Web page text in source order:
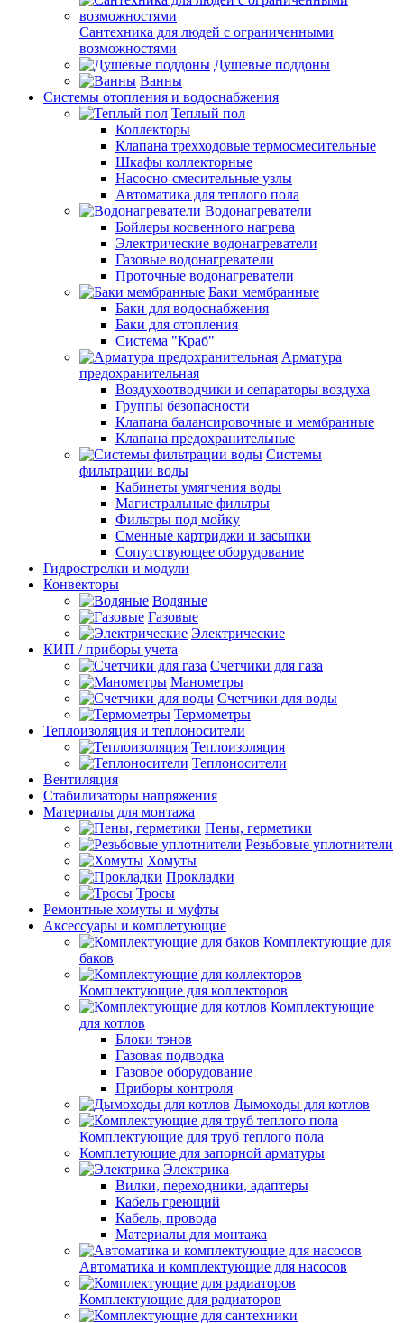
Сантехника для людей с ограниченными
возможностями
Душевые поддоны
Ванны
Системы отопления и водоснабжения
Теплый пол
Коллекторы
Клапана трехходовые термосмесительные
Шкафы коллекторные
Насосно-смесительные узлы
Автоматика для теплого пола
Водонагреватели
Бойлеры косвенного нагрева
Электрические водонагреватели
Газовые водонагреватели
Проточные водонагреватели
Баки мембранные
Баки для водоснабжения
Баки для отопления
Система "Краб"
Арматура
предохранительная
Воздухоотводчики и сепараторы воздуха
Группы безопасности
Клапана балансировочные и мембранные
Клапана предохранительные
Системы
фильтрации воды
Кабинеты умягчения воды
Магистральные фильтры
Фильтры под мойку
Сменные картриджи и засыпки
Сопутствующее оборудование
Гидрострелки и модули
Конвекторы
Водяные
Газовые
Электрические
КИП / приборы учета
Счетчики для газа
Манометры
Счетчики для воды
Термометры
Теплоизоляция и теплоносители
Теплоизоляция
Теплоносители
Вентиляция
Стабилизаторы напряжения
Материалы для монтажа
Пены, герметики
Резьбовые уплотнители
Хомуты
Прокладки
Тросы
Ремонтные хомуты и муфты
Аксессуары и комплетующие
Комплектующие для
баков
Комплектующие для коллекторов
Комплектующие
для котлов
Блоки тэнов
Газовая подводка
Газовое оборудование
Приборы контроля
Дымоходы для котлов
Комплектующие для труб теплого пола
Комплетующие для запорной арматуры
Электрика
Вилки, переходники, адаптеры
Кабель греющий
Кабель, провода
Материалы для монтажа
Автоматика и комплектующие для насосов
Комплектующие для радиаторов